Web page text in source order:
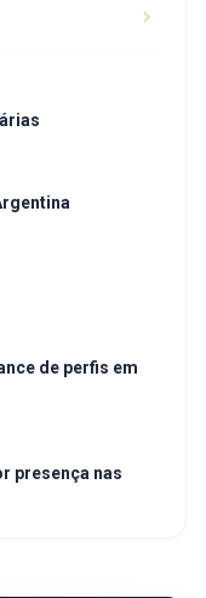
de perfis em
presença nas